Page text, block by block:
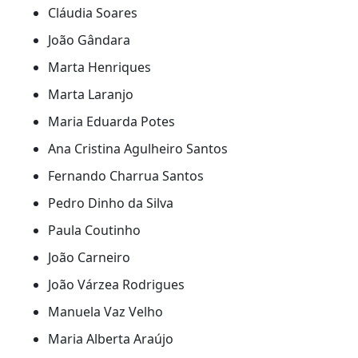
intervenções com base na probabilidade de
ocorrência e na gravidade das
<!----><!----><!----><!----><!----><!----><!----><!---->
<!----><!----><!----><!----><!----><!----><!----><!---->
<!----><!----><!----><!----><!----><!----><!---->
c4236571811="" class="image-button ng-
star-inserted"
PT",null,1,null,null,1,0]];mutable:true">
</button><!----><!----><!----><!----><!----><!---->
<!---->
Shutterstock
Cláudia Soares
João Gândara
Marta Henriques
Marta Laranjo
Maria Eduarda Potes
Ana Cristina Agulheiro Santos
Fernando Charrua Santos
Pedro Dinho da Silva
Paula Coutinho
João Carneiro
João Várzea Rodrigues
Manuela Vaz Velho
Maria Alberta Araújo